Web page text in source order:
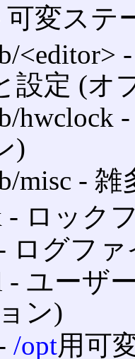
可変ステ
<editor>
設定 (オ
hwclock
)
misc ‐
‐ ロック
ログフ
‐ ユーザ
ン)
/opt用可